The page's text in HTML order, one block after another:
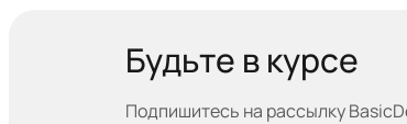
Будьте в курсе
Подпишитесь на рассылку